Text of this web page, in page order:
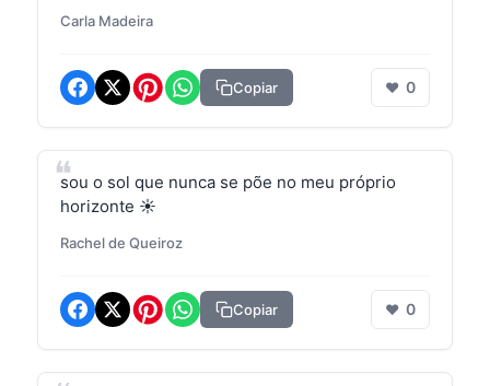
Carla Madeira
Copiar ❤ 0
sou o sol que nunca se põe no meu próprio
horizonte ☀️
Rachel de Queiroz
Copiar ❤ 0